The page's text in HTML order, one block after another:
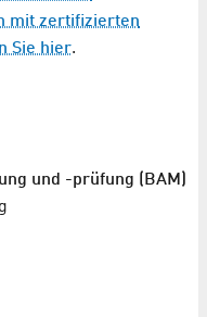
mit zertifizierten
Sie hier.
und -prüfung (BAM)